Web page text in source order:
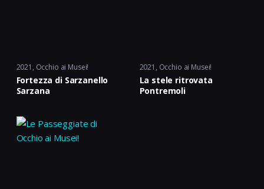
2021 Occhio ai Musei!
Fortezza di Sarzanello
Sarzana
2021 Occhio ai Musei!
La stele ritrovata
Pontremoli